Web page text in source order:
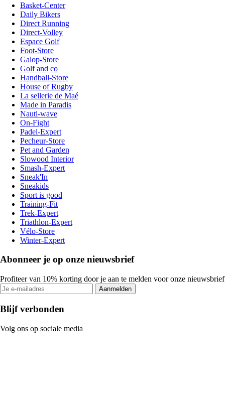
Basket-Center
Daily Bikers
Direct Running
Direct-Volley
Espace Golf
Foot-Store
Galop-Store
Golf and co
Handball-Store
House of Rugby
La sellerie de Maé
Made in Paradis
Nauti-wave
On-Fight
Padel-Expert
Pecheur-Store
Pet and Garden
Slowood Interior
Smash-Expert
Sneak'In
Sneakids
Sport is good
Training-Fit
Trek-Expert
Triathlon-Expert
Vélo-Store
Winter-Expert
Abonneer je op onze nieuwsbrief
Profiteer van 10% korting door je aan te melden voor onze nieuwsbrief
Aanmelden
Blijf verbonden
Volg ons op sociale media